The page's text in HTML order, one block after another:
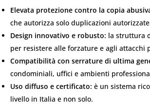
Elevata protezione contro la copia
che autorizza solo duplicazioni
Design innovativo e robusto: la struttura
per resistere alle forzature e agli attacchi
Compatibilità con serrature di ultima
condominiali, uffici e ambienti
Uso diffuso e certificato: è un sistema
livello in Italia e non solo.